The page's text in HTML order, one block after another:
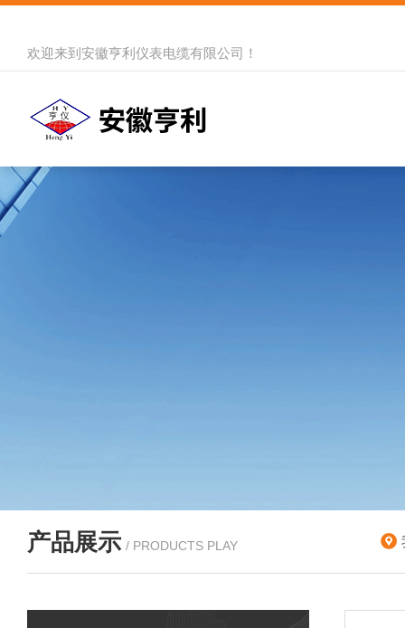
欢迎来到 安徽亨利仪表电缆有限公司 ！
产品展示 / PRODUCTS PLAY